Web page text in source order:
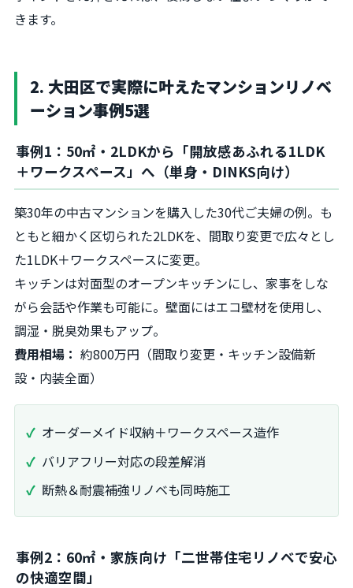
きます。
2. 大田区で実際に叶えたマンションリノベ
ーション事例5選
事例1：50㎡・2LDKから「開放感あふれる1LDK
＋ワークスペース」へ（単身・DINKS向け）
築30年の中古マンションを購入した30代ご夫婦の例。も
ともと細かく区切られた2LDKを、間取り変更で広々とし
た1LDK＋ワークスペースに変更。
キッチンは対面型のオープンキッチンにし、家事をしな
がら会話や作業も可能に。壁面にはエコ壁材を使用し、
調湿・脱臭効果もアップ。
費用相場： 約800万円（間取り変更・キッチン設備新
設・内装全面）
オーダーメイド収納＋ワークスペース造作
バリアフリー対応の段差解消
断熱＆耐震補強リノベも同時施工
事例2：60㎡・家族向け「二世帯住宅リノベで安心
の快適空間」